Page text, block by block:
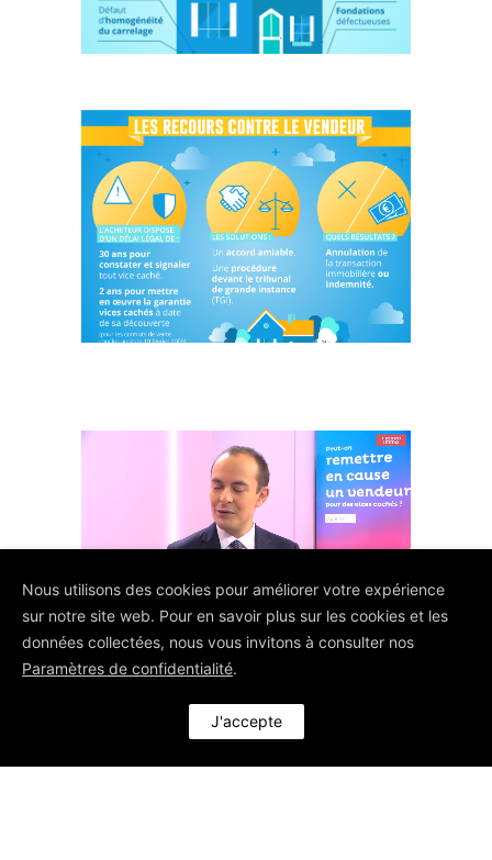
Nous contacter
Nous utilisons des cookies pour améliorer votre expérience
sur notre site web. Pour en savoir plus sur les cookies et les
données collectées, nous vous invitons à consulter nos
Paramètres de confidentialité.
J'accepte